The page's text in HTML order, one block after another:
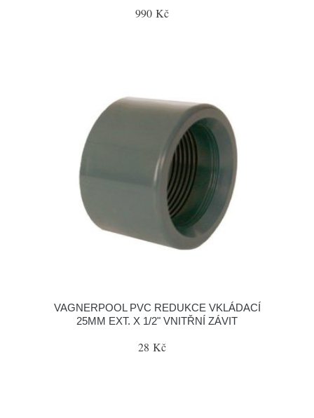
990 Kč
VAGNERPOOL PVC REDUKCE VKLÁDACÍ
25MM EXT. X 1/2" VNITŘNÍ ZÁVIT
28 Kč